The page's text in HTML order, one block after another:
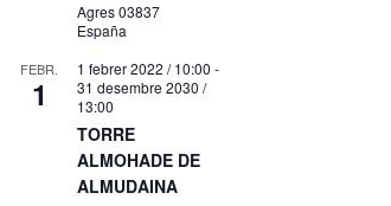
Agres03837
España
FEBR.
1
1 febrer 2022 / 10:00 -
31 desembre 2030 /
13:00
TORRE
ALMOHADE DE
ALMUDAINA